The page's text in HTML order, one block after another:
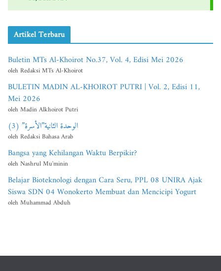
Artikel Terbaru
Buletin MTs Al-Khoirot No.37, Vol. 4, Edisi Mei 2026
oleh Redaksi MTs Al-Khoirot
BULETIN MADIN AL-KHOIROT PUTRI | Vol. 2, Edisi 11,
Mei 2026
oleh Madin Alkhoirot Putri
الوحدة الثانية”الأسرة” (3)
oleh Redaksi Bahasa Arab
Bangsa yang Kehilangan Waktu Berpikir?
oleh Nashrul Mu'minin
Belajar Bioteknologi dengan Cara Seru, PPL 08 UNIRA Ajak
Siswa SDN 04 Wonokerto Membuat dan Mencicipi Yogurt
oleh Muhammad Abduh